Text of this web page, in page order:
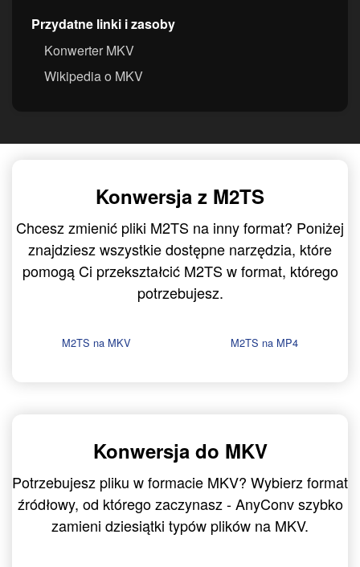
Przydatne linki i zasoby
Konwerter MKV
Wikipedia o MKV
Konwersja z M2TS
Chcesz zmienić pliki M2TS na inny format? Poniżej
znajdziesz wszystkie dostępne narzędzia, które
pomogą Ci przekształcić M2TS w format, którego
potrzebujesz.
M2TS na MKV M2TS na MP4
Konwersja do MKV
Potrzebujesz pliku w formacie MKV? Wybierz format
źródłowy, od którego zaczynasz - AnyConv szybko
zamieni dziesiątki typów plików na MKV.